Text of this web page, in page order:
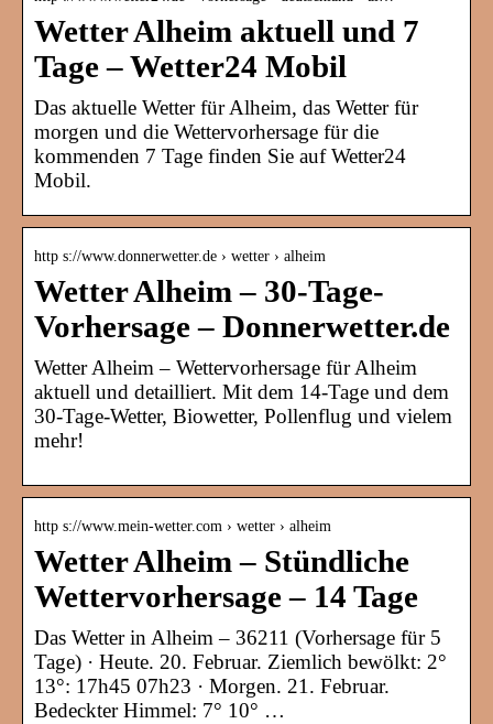
Wetter Alheim aktuell und 7
Tage – Wetter24 Mobil
Das aktuelle Wetter für Alheim, das Wetter für
morgen und die Wettervorhersage für die
kommenden 7 Tage finden Sie auf Wetter24
Mobil.
http s://www.donnerwetter.de › wetter › alheim
Wetter Alheim – 30-Tage-
Vorhersage – Donnerwetter.de
Wetter Alheim – Wettervorhersage für Alheim
aktuell und detailliert. Mit dem 14-Tage und dem
30-Tage-Wetter, Biowetter, Pollenflug und vielem
mehr!
http s://www.mein-wetter.com › wetter › alheim
Wetter Alheim – Stündliche
Wettervorhersage – 14 Tage
Das Wetter in Alheim – 36211 (Vorhersage für 5
Tage) · Heute. 20. Februar. Ziemlich bewölkt: 2°
13°: 17h45 07h23 · Morgen. 21. Februar.
Bedeckter Himmel: 7° 10° …